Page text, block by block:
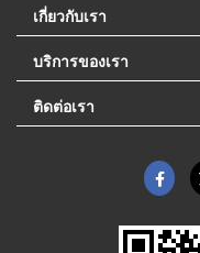
เกี่ยวกับเรา
บริการของเรา
ติดต่อเรา